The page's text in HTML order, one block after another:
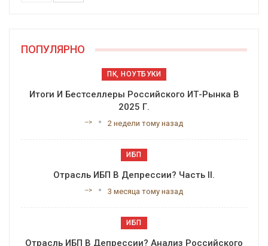
ПОПУЛЯРНО
ПК, НОУТБУКИ
Итоги И Бестселлеры Российского ИТ-Рынка В
2025 Г.
--> 2 недели тому назад
ИБП
Отрасль ИБП В Депрессии? Часть II.
--> 3 месяца тому назад
ИБП
Отрасль ИБП В Депрессии? Анализ Российского